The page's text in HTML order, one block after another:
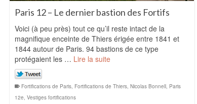
Paris 12 – Le dernier bastion des Fortifs
Voici (à peu près) tout ce qu’il reste intact de la
magnifique enceinte de Thiers érigée entre 1841 et
1844 autour de Paris. 94 bastions de ce type
protégaient les … Lire la suite
Fortifications de Paris, Fortifications de Thiers, Nicolas Bonnell, Paris
12e, Vestiges fortifications